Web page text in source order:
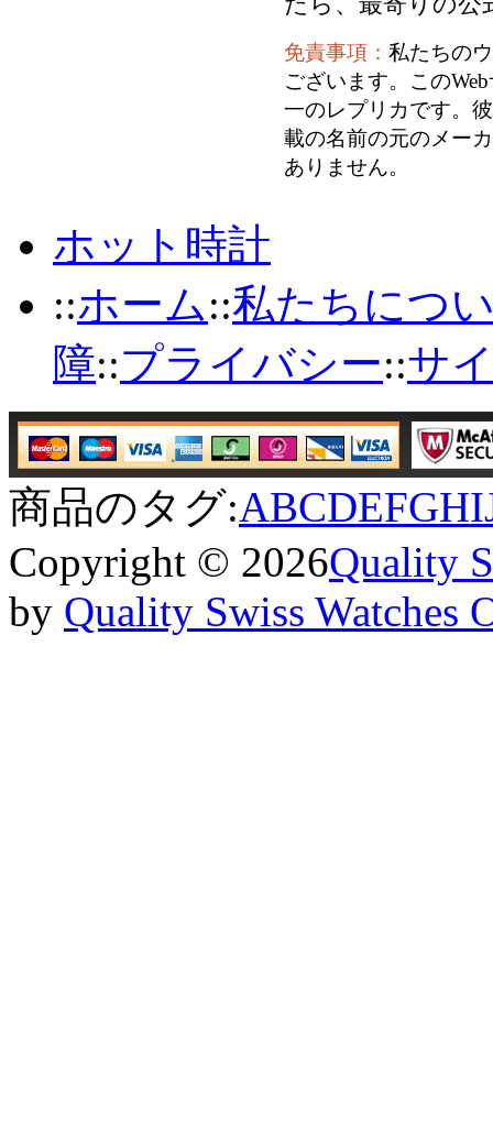
免責事項： 私たちの
ございます。この
一のレプリカです。
載の名前の元のメー
ありません。
ホット時計
::ホーム::私たちにつ
障::プライバシー::サ
商品のタグ:ABCDEFGHI
Copyright © 2026Quality
by Quality Swiss Watches